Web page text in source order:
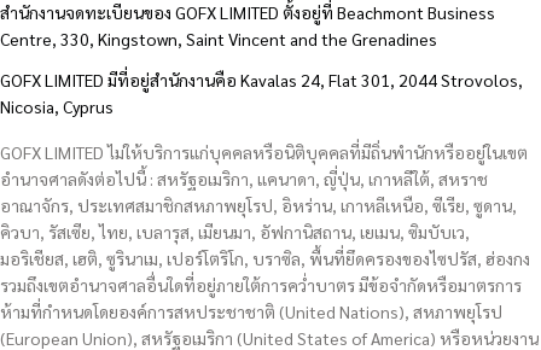
สำนักงานจดทะเบียนของ GOFX LIMITED ตั้งอยู่ที่ Beachmont Business
Centre, 330, Kingstown, Saint Vincent and the Grenadines
GOFX LIMITED มีที่อยู่สำนักงานคือ Kavalas 24, Flat 301, 2044 Strovolos,
Nicosia, Cyprus
GOFX LIMITED ไม่ให้บริการแก่บุคคลหรือนิติบุคคลที่มีถิ่นพำนักหรืออยู่ในเขต
อำนาจศาลดังต่อไปนี้ : สหรัฐอเมริกา, แคนาดา, ญี่ปุ่น, เกาหลีใต้, สหราช
อาณาจักร, ประเทศสมาชิกสหภาพยุโรป, อิหร่าน, เกาหลีเหนือ, ซีเรีย, ซูดาน,
คิวบา, รัสเซีย, ไทย, เบลารุส, เมียนมา, อัฟกานิสถาน, เยเมน, ซิมบับเว,
มอริเชียส, เฮติ, ซูรินาเม, เปอร์โตริโก, บราซิล, พื้นที่ยึดครองของไซปรัส, ฮ่องกง
รวมถึงเขตอำนาจศาลอื่นใดที่อยู่ภายใต้การคว่ำบาตร มีข้อจำกัดหรือมาตรการ
ห้ามที่กำหนดโดยองค์การสหประชาชาติ (United Nations), สหภาพยุโรป
(European Union), สหรัฐอเมริกา (United States of America) หรือหน่วยงาน